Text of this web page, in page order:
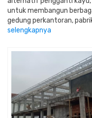
untuk membangun
gedung perkantoran,
selengkapnya